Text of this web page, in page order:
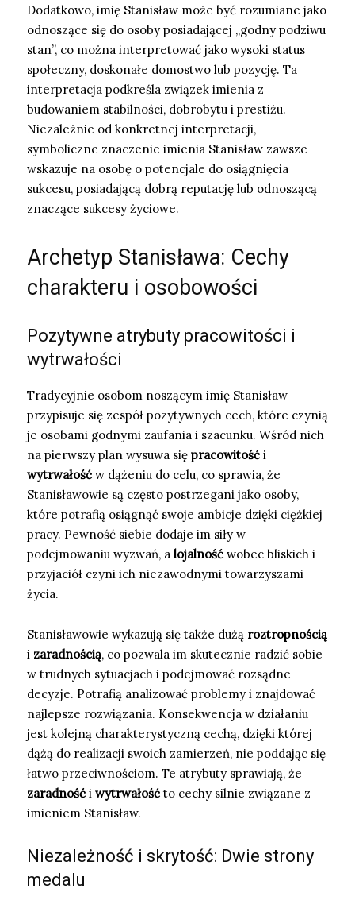
Dodatkowo, imię Stanisław może być rozumiane jako
odnoszące się do osoby posiadającej „godny podziwu
stan”, co można interpretować jako wysoki status
społeczny, doskonałe domostwo lub pozycję. Ta
interpretacja podkreśla związek imienia z
budowaniem stabilności, dobrobytu i prestiżu.
Niezależnie od konkretnej interpretacji,
symboliczne znaczenie imienia Stanisław zawsze
wskazuje na osobę o potencjale do osiągnięcia
sukcesu, posiadającą dobrą reputację lub odnoszącą
znaczące sukcesy życiowe.
Archetyp Stanisława: Cechy
charakteru i osobowości
Pozytywne atrybuty pracowitości i
wytrwałości
Tradycyjnie osobom noszącym imię Stanisław
przypisuje się zespół pozytywnych cech, które czynią
je osobami godnymi zaufania i szacunku. Wśród nich
na pierwszy plan wysuwa się pracowitość i
wytrwałość w dążeniu do celu, co sprawia, że
Stanisławowie są często postrzegani jako osoby,
które potrafią osiągnąć swoje ambicje dzięki ciężkiej
pracy. Pewność siebie dodaje im siły w
podejmowaniu wyzwań, a lojalność wobec bliskich i
przyjaciół czyni ich niezawodnymi towarzyszami
życia.
Stanisławowie wykazują się także dużą roztropnością
i zaradnością, co pozwala im skutecznie radzić sobie
w trudnych sytuacjach i podejmować rozsądne
decyzje. Potrafią analizować problemy i znajdować
najlepsze rozwiązania. Konsekwencja w działaniu
jest kolejną charakterystyczną cechą, dzięki której
dążą do realizacji swoich zamierzeń, nie poddając się
łatwo przeciwnościom. Te atrybuty sprawiają, że
zaradność i wytrwałość to cechy silnie związane z
imieniem Stanisław.
Niezależność i skrytość: Dwie strony
medalu